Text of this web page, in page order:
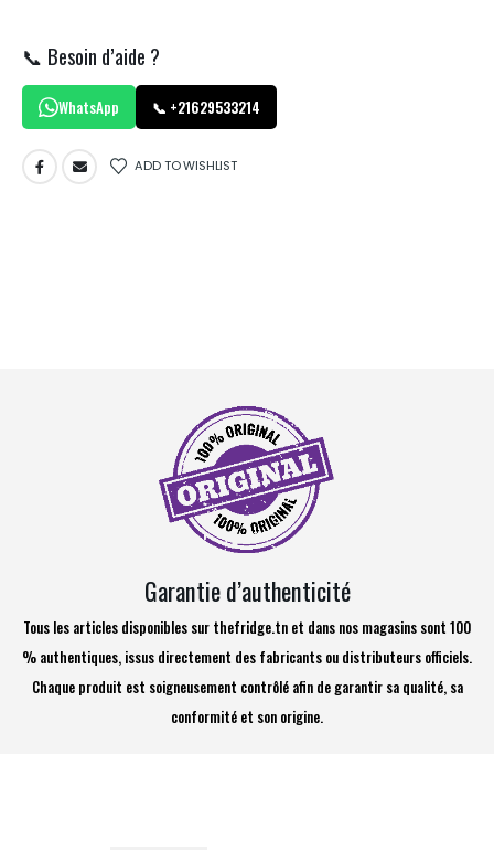
📞 Besoin d’aide ?
WhatsApp 📞 +21629533214
ADD TO WISHLIST
Garantie d’authenticité
Tous les articles disponibles sur thefridge.tn et dans nos magasins sont 100
% authentiques, issus directement des fabricants ou distributeurs officiels.
Chaque produit est soigneusement contrôlé afin de garantir sa qualité, sa
conformité et son origine.